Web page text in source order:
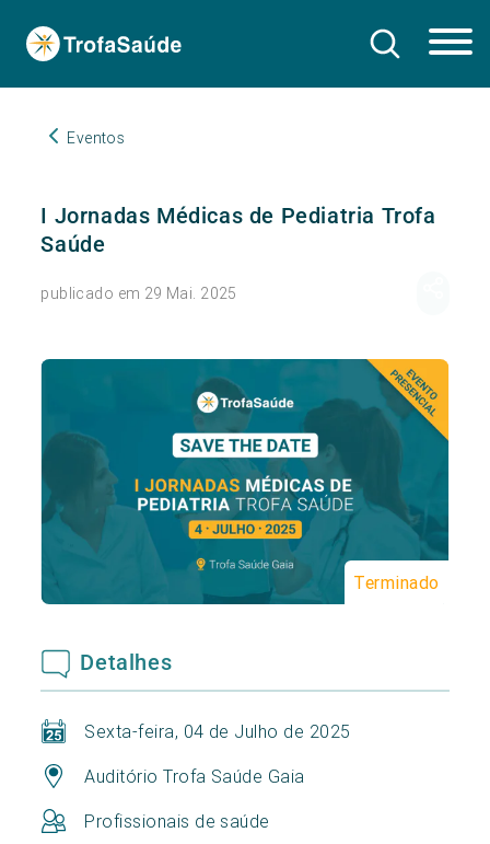
Eventos
I Jornadas Médicas de Pediatria Trofa
Saúde
publicado em 29 Mai. 2025
Terminado
Detalhes
Sexta-feira, 04 de Julho de 2025
Auditório Trofa Saúde Gaia
Profissionais de saúde